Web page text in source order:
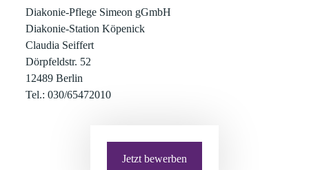
Diakonie-Pflege Simeon gGmbH
Diakonie-Station Köpenick
Claudia Seiffert
Dörpfeldstr. 52
12489 Berlin
Tel.: 030/65472010
Jetzt bewerben